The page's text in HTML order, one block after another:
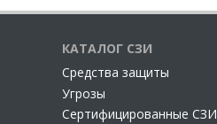
КАТАЛОГ СЗИ
Cредства защиты
Угрозы
Сертифицированные СЗИ